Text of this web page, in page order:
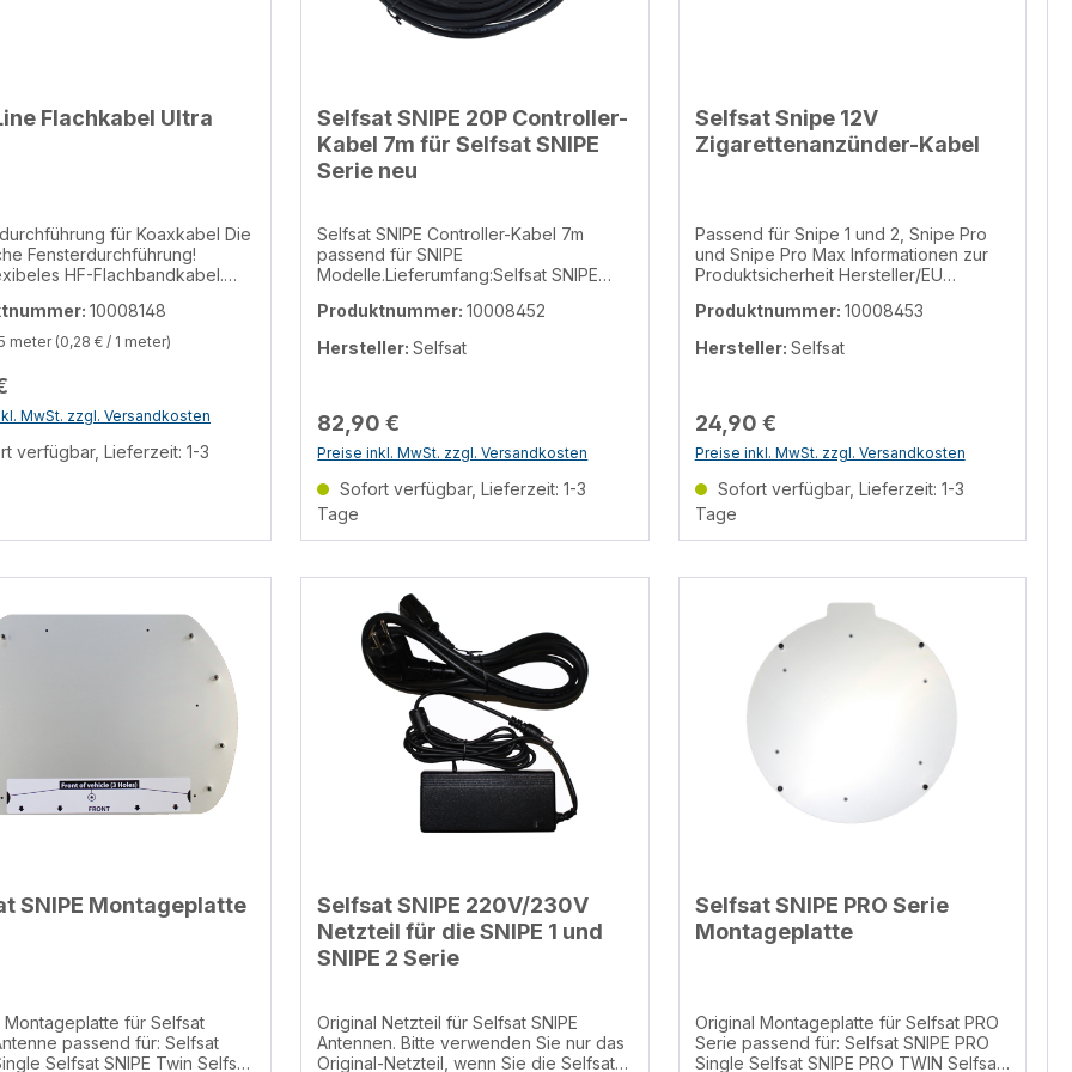
Flachkabel Ultra
für Koaxkabel Die
Fensterdurchführung!
HF-Flachbandkabel.
Türen etc. bei der
Dieses
Flachkabel mit zwei F-
findet überall dort
die
zwischen
Fenster oder Balkontüren
fixieren, Fenster
10008148
meter(0,28 € / 1 meter)
MwSt. zzgl. Versandkosten
verfügbar, Lieferzeit: 1-3
Selfsat SNIPE 20P Controller-
Kabel 7m für Selfsat SNIPE
Serie neu
Selfsat SNIPE Controller-Kabel 7m
passend für SNIPE
Modelle.Lieferumfang:Selfsat SNIPE
Serie Informationen zur
Verantwortliche Person Hersteller
Telefon 00496403775330 EU
Verantwortliche Person Atelmo GmbH
Konrad-Zuse-Str. 3, Linden, 35440, DE
info@atelmo.com Telefon
00496403775330
Produktnummer:10008452
Hersteller:Selfsat
82,90 €
Preise inkl. MwSt. zzgl. Versandkosten
Sofort verfügbar, Lieferzeit: 1-3
Tage
Selfsat Snipe 12V
Zigarettenanzünder-Kabel
Passend für Snipe 1 und 2, Snipe Pro
und Snipe Pro Max Informationen zur
Produktsicherheit Hersteller/EU
Atelmo GmbH Konrad-Zuse-Str. 3,
Telefon 00496403775330 EU
info@atelmo.com Telefon
00496403775330
Produktnummer: 10008453
Hersteller: Selfsat
24,90 €
Preise inkl. MwSt. zzgl. Versandkosten
Sofort verfügbar, Lieferzeit: 1-3
Tage
SNIPE Montageplatte
Montageplatte für Selfsat
Twin Selfsat
Selfsat SNIPE 220V/230V
Netzteil für die SNIPE 1 und
SNIPE 2 Serie
Original Netzteil für Selfsat SNIPE
Antennen. Bitte verwenden Sie nur das
Original-Netzteil, wenn Sie die Selfsat
Selfsat SNIPE PRO Serie
Montageplatte
Original Montageplatte für Selfsat PRO
Serie passend für: Selfsat SNIPE PRO
Single Selfsat SNIPE PRO TWIN Selfsat